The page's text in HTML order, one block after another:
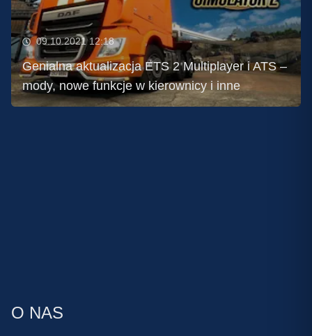
09.10.2021 12:18
Genialna aktualizacja ETS 2 Multiplayer i ATS –
mody, nowe funkcje w kierownicy i inne
O NAS